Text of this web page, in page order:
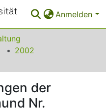
Anmelden
2002
der
Nr.